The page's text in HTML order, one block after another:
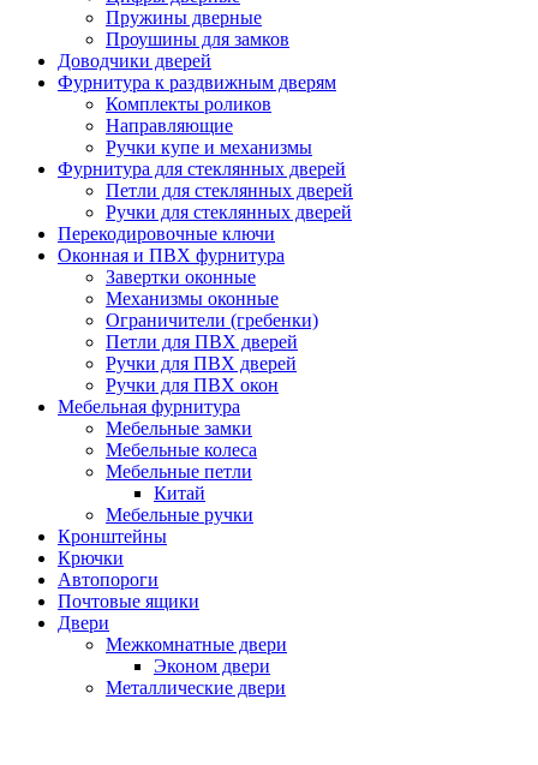
Пружины дверные
Проушины для замков
Доводчики дверей
Фурнитура к раздвижным дверям
Комплекты роликов
Направляющие
Ручки купе и механизмы
Фурнитура для стеклянных дверей
Петли для стеклянных дверей
Ручки для стеклянных дверей
Перекодировочные ключи
Оконная и ПВХ фурнитура
Завертки оконные
Механизмы оконные
Ограничители (гребенки)
Петли для ПВХ дверей
Ручки для ПВХ дверей
Ручки для ПВХ окон
Мебельная фурнитура
Мебельные замки
Мебельные колеса
Мебельные петли
Китай
Мебельные ручки
Кронштейны
Крючки
Автопороги
Почтовые ящики
Двери
Межкомнатные двери
Эконом двери
Металлические двери